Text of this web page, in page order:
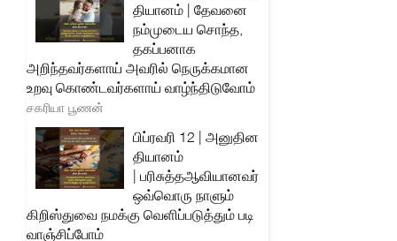
தியானம் | தேவனை
நம்முடைய சொந்த,
தகப்பனாக
அறிந்தவர்களாய் அவரில் நெருக்கமான
உறவு கொண்டவர்களாய் வாழ்ந்திடுவோம்
சகரியா பூணன்
பிப்ரவரி 12 | அனுதின
தியானம்
| பரிசுத்தஆவியானவர்
ஒவ்வொரு நாளும்
கிறிஸ்துவை நமக்கு வெளிப்படுத்தும் படி
வாஞ்சிப்போம்